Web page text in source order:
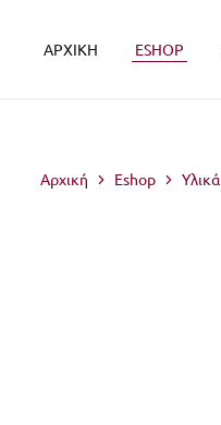
ΑΡΧΙΚΗ ESHOP
Αρχική Eshop Υλικά